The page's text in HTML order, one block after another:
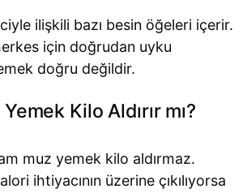
ilişkili bazı besin öğeleri içerir.
için doğrudan uyku
doğru değildir.
Kilo Aldırır mı?
muz yemek kilo aldırmaz.
ihtiyacının üzerine çıkılıyorsa